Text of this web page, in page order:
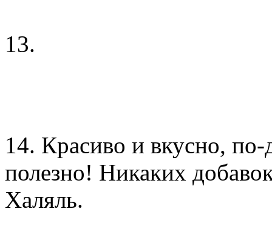
13.
14. Красиво и вкусно,
полезно! Никаких
Халяль.